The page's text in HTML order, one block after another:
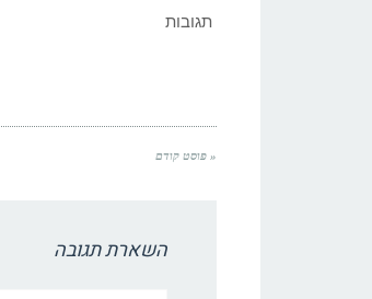
תגובות
« פוסט קודם
השארת תגובה